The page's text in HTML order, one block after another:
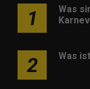
1
Was
2 Was